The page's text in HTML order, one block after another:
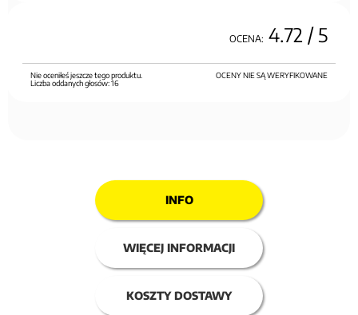
OCENA: 4.72 / 5
OCENY NIE SĄ WERYFIKOWANE
Nie oceniłeś jeszcze tego produktu.
Liczba oddanych głosów:16
INFO
WIĘCEJ INFORMACJI
KOSZTY DOSTAWY